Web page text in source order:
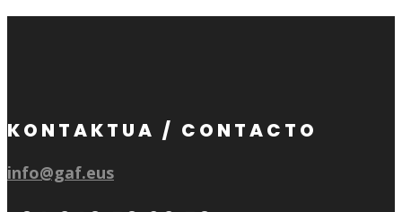
KONTAKTUA / CONTACTO
info@gaf.eus